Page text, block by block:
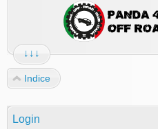
↓↓↓
Indice
Login